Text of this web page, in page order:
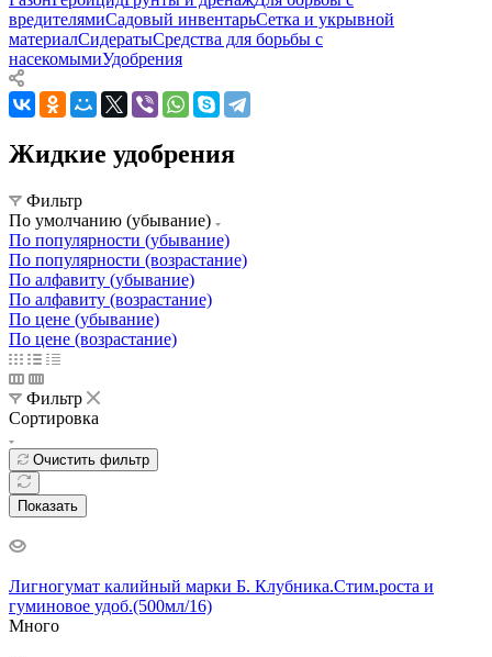
вредителямиСадовый инвентарьСетка и укрывной
материалСидератыСредства для борьбы с
насекомымиУдобрения
Жидкие удобрения
Фильтр
По умолчанию (убывание)
По популярности (убывание)
По популярности (возрастание)
По алфавиту (убывание)
По алфавиту (возрастание)
По цене (убывание)
По цене (возрастание)
Фильтр
Сортировка
Очистить фильтр
Показать
Лигногумат калийный марки Б. Клубника.Стим.роста и
гуминовое удоб.(500мл/16)
Много